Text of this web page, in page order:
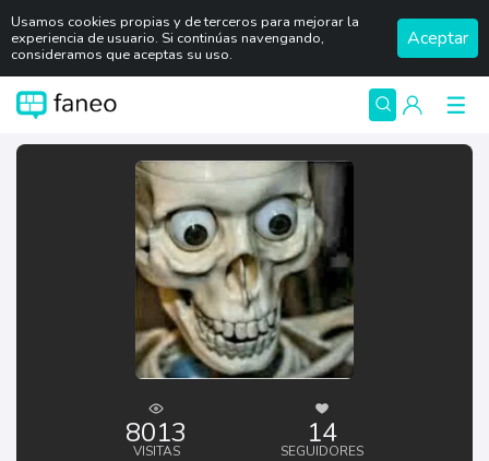
Usamos cookies propias y de terceros para mejorar la
experiencia de usuario. Si continúas navengando,
consideramos que aceptas su uso.
Aceptar
8013
VISITAS
14
SEGUIDORES